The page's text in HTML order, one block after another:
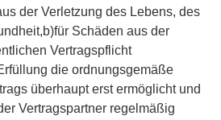
der Verletzung des Lebens, des
Schäden aus der
Vertragspflicht
die ordnungsgemäße
überhaupt erst ermöglicht und
Vertragspartner regelmäßig